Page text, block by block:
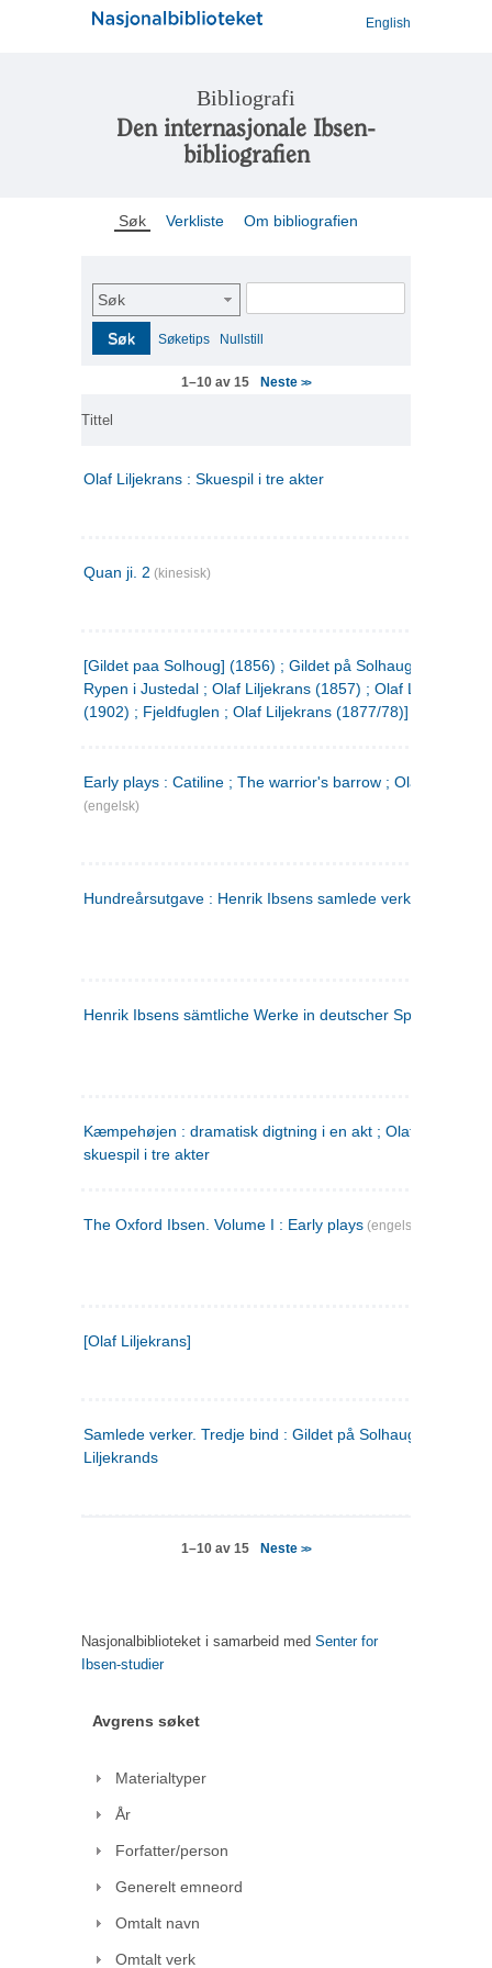
English
Bibliografi
Den internasjonale Ibsen-
bibliografien
Søk Verkliste Om bibliografien
Søk
Søk Søketips Nullstill
1–10 av 15 Neste>>
Tittel
Olaf Liljekrans : Skuespil i tre akter
Quan ji. 2 (kinesisk)
[Gildet paa Solhoug] (1856) ; Gildet på Solhaug (1883) ;
Rypen i Justedal ; Olaf Liljekrans (1857) ; Olaf Liljekrans
(1902) ; Fjeldfuglen ; Olaf Liljekrans (1877/78)]
Early plays : Catiline ; The warrior's barrow ; Olaf Liljekrans
(engelsk)
Hundreårsutgave : Henrik Ibsens samlede verker. 3
Henrik Ibsens sämtliche Werke in deutscher Sprache. 2
Kæmpehøjen : dramatisk digtning i en akt ; Olaf Liljekrans :
skuespil i tre akter
The Oxford Ibsen. Volume I : Early plays (engelsk)
[Olaf Liljekrans]
Samlede verker. Tredje bind : Gildet på Solhaug ; Olaf
Liljekrands
1–10 av 15 Neste>>
Nasjonalbiblioteket i samarbeid med Senter for
Ibsen-studier
Avgrens søket
Materialtyper
År
Forfatter/person
Generelt emneord
Omtalt navn
Omtalt verk